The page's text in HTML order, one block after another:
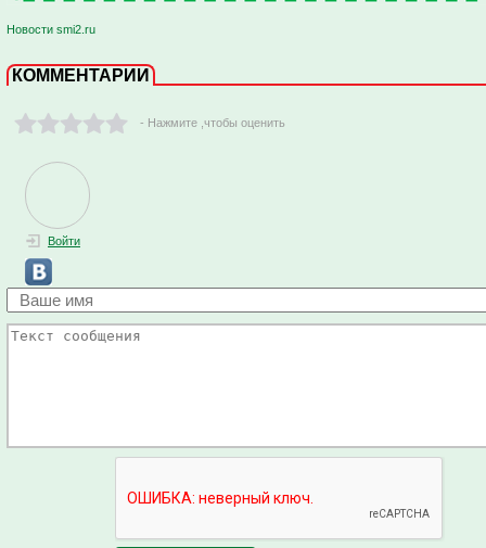
Новости smi2.ru
КОММЕНТАРИИ
- Нажмите ,чтобы оценить
Войти